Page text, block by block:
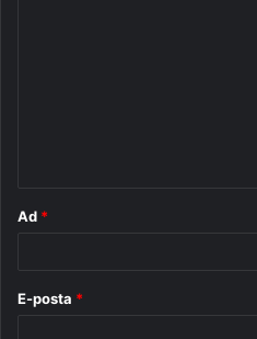
Ad *
E-posta *